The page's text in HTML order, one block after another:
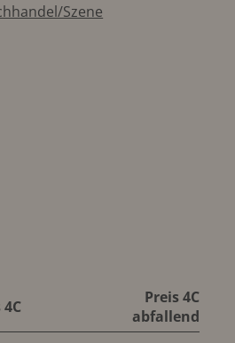
Szene
Preis 4C
abfallend